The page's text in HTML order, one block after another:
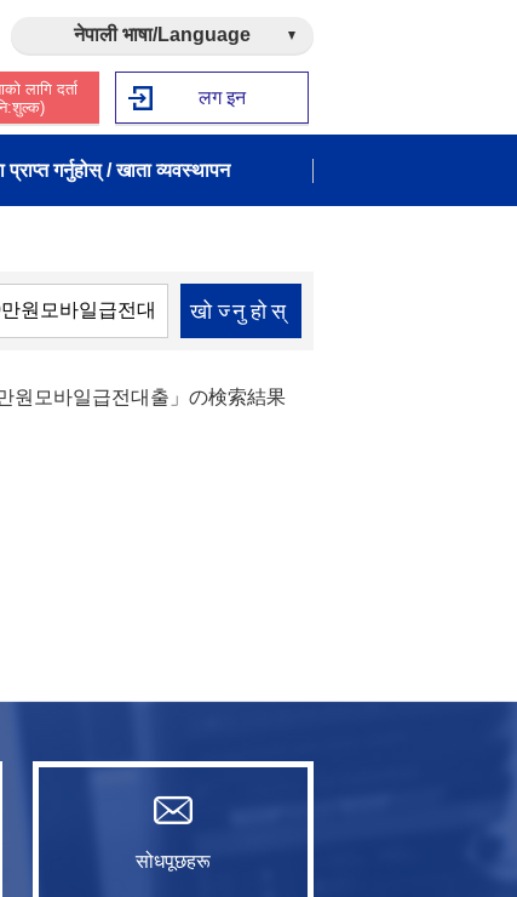
नेपाली भाषा/Language
लागि दर्ता
लग इन
प्राप्त गर्नुहोस् / खाता व्यवस्थापन
खोज्नुहोस्
원모바일급전대출」の検索結果
सोधपूछहरू